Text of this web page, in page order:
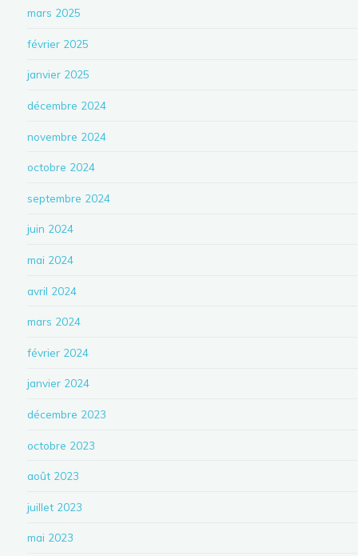
mars 2025
février 2025
janvier 2025
décembre 2024
novembre 2024
octobre 2024
septembre 2024
juin 2024
mai 2024
avril 2024
mars 2024
février 2024
janvier 2024
décembre 2023
octobre 2023
août 2023
juillet 2023
mai 2023